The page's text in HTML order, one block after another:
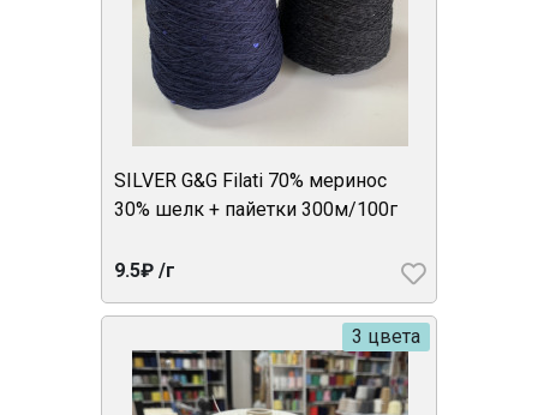
SILVER G&G Filati 70% меринос
30% шелк + пайетки 300м/100г
9.5₽ /г
3 цвета